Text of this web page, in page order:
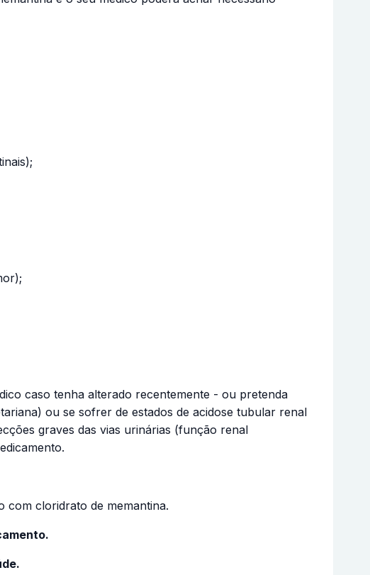
caso tenha alterado recentemente - ou pretenda
ou se sofrer de estados de acidose tubular renal
graves das vias urinárias (função renal
com cloridrato de memantina.